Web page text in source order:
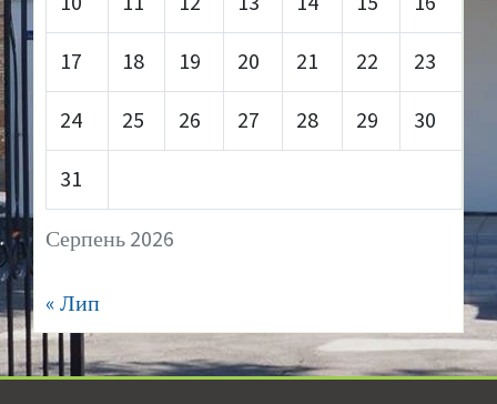
Серпень 2026
17 18 19 20 21 22 23
24 25 26 27 28 29 30
31
« Лип